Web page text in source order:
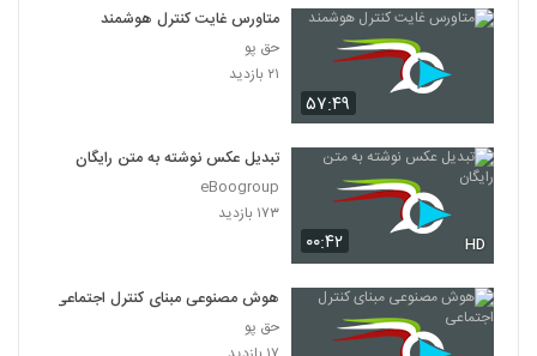
۵۷:۴۹
متاورس غایت کنترل هوشمند
حق پو
۲۱ بازدید
۰۰:۴۲ HD
تبدیل عکس نوشته به متن رایگان
eBoogroup
۱۷۳ بازدید
هوش مصنوعی مبنای کنترل‌ اجتماعی
حق پو